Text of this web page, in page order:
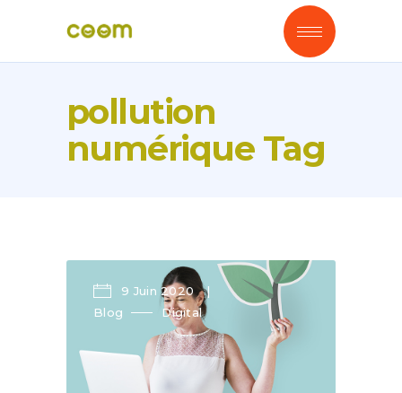
pollution
numérique Tag
9 Juin 2020
Blog
Digital